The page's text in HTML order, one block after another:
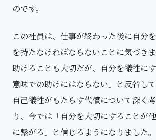
のです。
この社員は、仕事が終わった後に自分
を持たなければならないことに気づき
助けることも大切だが、自分を犠牲に
意味での助けにはならない」と反省して
自己犠牲がもたらす代償について深く
り、今では「自分を大切にすることが
に繋がる」と信じるようになりました。